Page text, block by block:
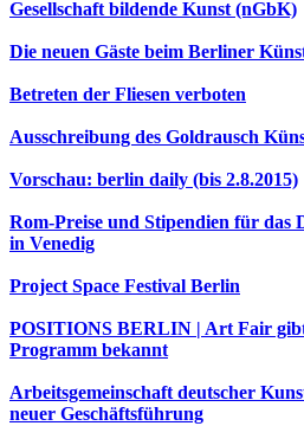
Gesellschaft bildende Kunst (nGbK)
Die neuen Gäste beim Berliner
Betreten der Fliesen verboten
Ausschreibung des Goldrausch
Vorschau: berlin daily (bis 2.8.2015)
Rom-Preise und Stipendien für das
in Venedig
Project Space Festival Berlin
POSITIONS BERLIN | Art Fair
Programm bekannt
Arbeitsgemeinschaft deutscher
neuer Geschäftsführung